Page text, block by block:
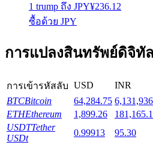
การลงทุนพิเศษสำหรับผู้ถือ
1 trump ถึง JPY¥236.12
ซื้อด้วย JPY
การแปลงสินทรัพย์ดิจิทั
การเข้ารหัสลับ USD INR
BTCBitcoin 64,284.75
ETHEthereum 1,899.26
USDTTether
USDt
0.99913 95.30